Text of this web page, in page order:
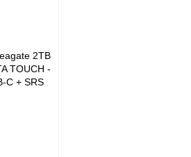
2TB
TOUCH -
C + SRS